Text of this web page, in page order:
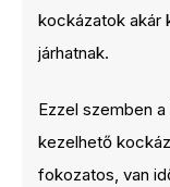
kockázatok akár
járhatnak.
Ezzel szemben
kezelhető
fokozatos, van